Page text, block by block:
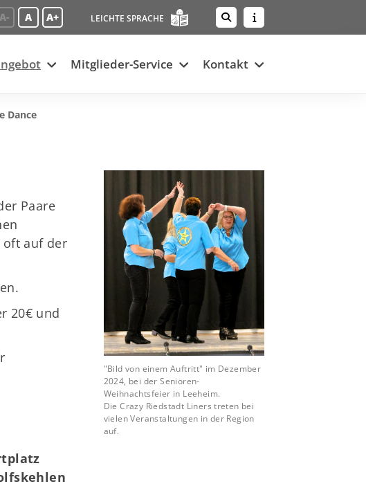
A- A A+ LEICHTE SPRACHE
Mitglieder-Service Kontakt
Dance
Paare
oft auf der
20€ und
"Bild von einem Auftritt" im Dezember
2024, bei der Senioren-
Weihnachtsfeier in Leeheim.
Die Crazy Riedstadt Liners treten bei
vielen Veranstaltungen in der Region
auf.